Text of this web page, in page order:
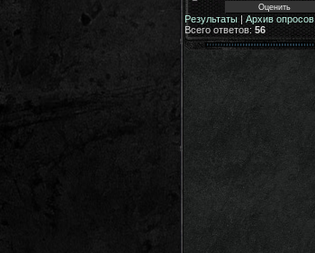
Результаты | Архив опросов
Всего ответов: 56